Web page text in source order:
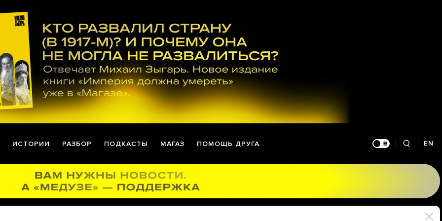
ИСТОРИИ РАЗБОР ПОДКАСТЫ МАГАЗ ПОМОЩЬ ДРУГА EN